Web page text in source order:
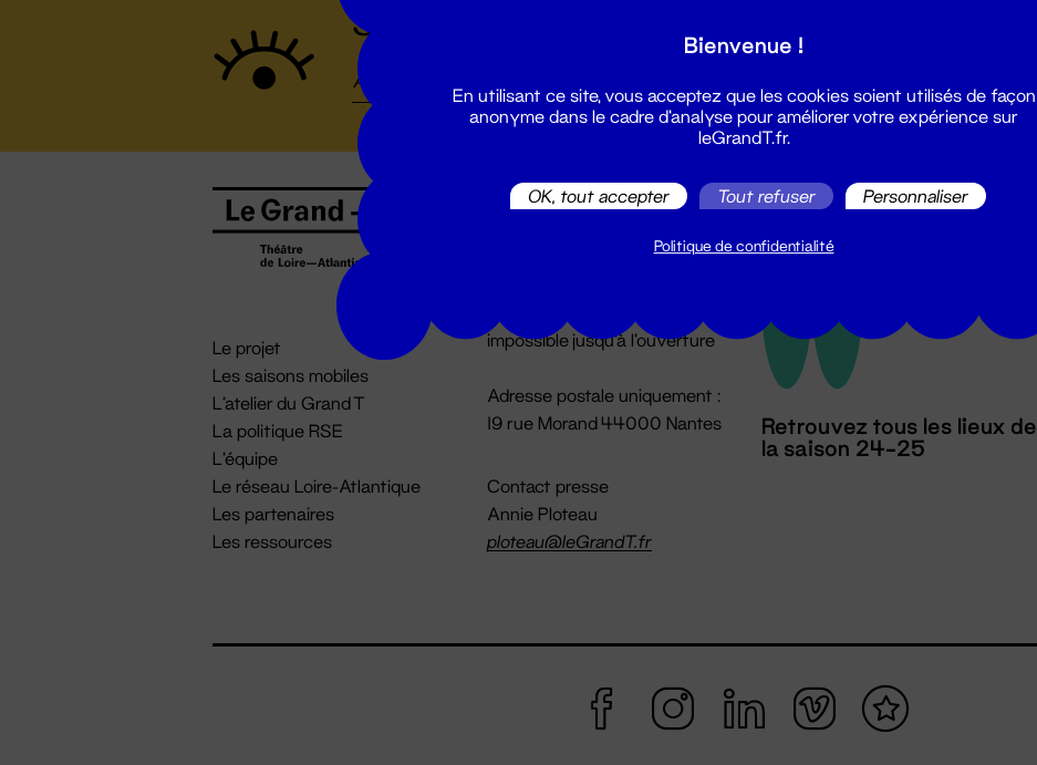
Suivez toutes les actualités du Grand T :
Le projet
Les saisons mobiles
L'atelier du Grand T
La politique RSE
L'équipe
Le réseau Loire-Atlantique
Les partenaires
Les ressources
Billetterie
billetterie@leGrandT.fr
impossible jusqu'à l'ouverture
Adresse postale uniquement :
19 rue Morand 44000 Nantes
Contact presse
Annie Ploteau
ploteau@leGrandT.fr
Retrouvez tous les lieux de
la saison 24-25
Bienvenue !
En utilisant ce site, vous acceptez que les cookies soient utilisés de façon
anonyme dans le cadre d'analyse pour améliorer votre expérience sur
leGrandT.fr.
OK, tout accepter Tout refuser Personnaliser
Politique de confidentialité